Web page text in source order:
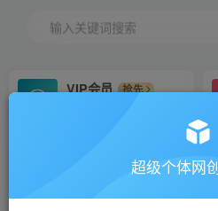
输入关键词搜索
VIP会员
抢先
会员专属推广链接超级个体网